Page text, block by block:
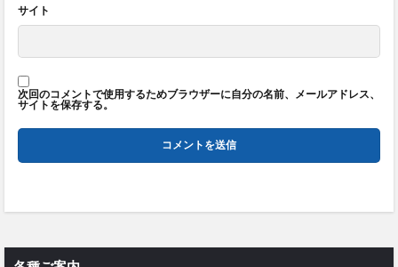
サイト
次回のコメントで使用するためブラウザーに自分の名前、メールアドレス、
サイトを保存する。